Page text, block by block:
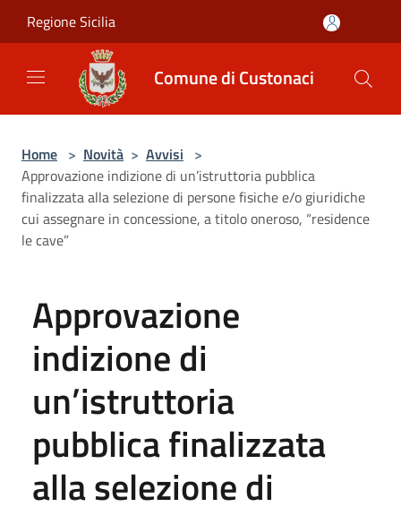
Regione Sicilia
Comune di Custonaci
Home > Novità > Avvisi >
Approvazione indizione di un’istruttoria pubblica
finalizzata alla selezione di persone fisiche e/o giuridiche
cui assegnare in concessione, a titolo oneroso, “residence
le cave”
Approvazione
indizione di
un’istruttoria
pubblica finalizzata
alla selezione di